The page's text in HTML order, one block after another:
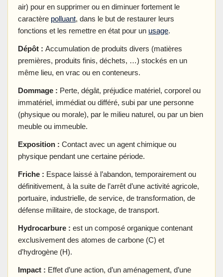
air) pour en supprimer ou en diminuer fortement le
caractère polluant, dans le but de restaurer leurs
fonctions et les remettre en état pour un usage.
Dépôt : Accumulation de produits divers (matières
premières, produits finis, déchets, …) stockés en un
même lieu, en vrac ou en conteneurs.
Dommage : Perte, dégât, préjudice matériel, corporel ou
immatériel, immédiat ou différé, subi par une personne
(physique ou morale), par le milieu naturel, ou par un bien
meuble ou immeuble.
Exposition : Contact avec un agent chimique ou
physique pendant une certaine période.
Friche : Espace laissé à l’abandon, temporairement ou
définitivement, à la suite de l’arrêt d’une activité agricole,
portuaire, industrielle, de service, de transformation, de
défense militaire, de stockage, de transport.
Hydrocarbure : est un composé organique contenant
exclusivement des atomes de carbone (C) et
d’hydrogène (H).
Impact : Effet d’une action, d’un aménagement, d’une